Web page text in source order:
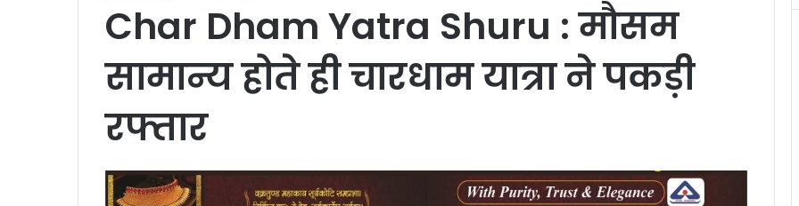
Char Dham Yatra Shuru : मौसम
सामान्य होते ही चारधाम यात्रा ने पकड़ी
रफ्तार